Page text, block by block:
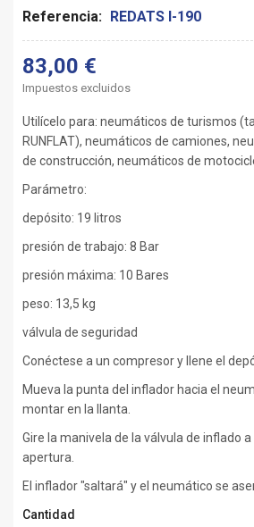
Referencia: REDATS I-190
83,00 €
Impuestos excluidos
Utilícelo para: neumáticos de turismos
RUNFLAT), neumáticos de camiones,
de construcción, neumáticos de
Parámetro:
depósito: 19 litros
presión de trabajo: 8 Bar
presión máxima: 10 Bares
peso: 13,5 kg
válvula de seguridad
Conéctese a un compresor y llene el
Mueva la punta del inflador hacia el
montar en la llanta.
Gire la manivela de la válvula de inflado
apertura.
El inflador "saltará" y el neumático se
Cantidad